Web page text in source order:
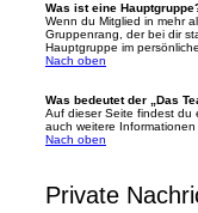
Was ist eine
Wenn du Mitglied in mehr
Gruppenrang, der bei dir
Hauptgruppe im
Nach oben
Was bedeutet der „Das
Auf dieser Seite findest du
auch weitere
Nach oben
Private